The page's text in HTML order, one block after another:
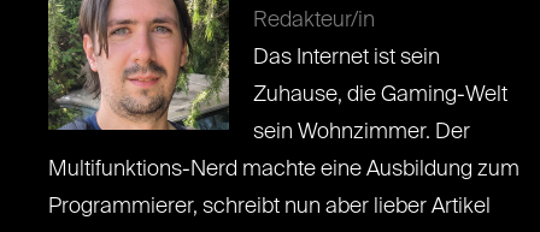
Redakteur/in
Das Internet ist sein
Zuhause, die Gaming-Welt
sein Wohnzimmer. Der
Multifunktions-Nerd machte eine Ausbildung zum
Programmierer, schreibt nun aber lieber Artikel